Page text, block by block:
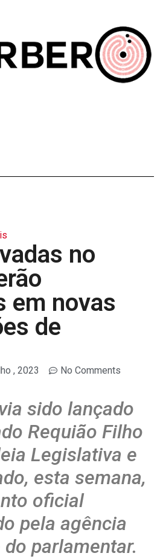
no
em novas
de
, 2023
No Comments
sido lançado
Requião Filho
Legislativa e
esta semana,
oficial
pela agência
parlamentar.